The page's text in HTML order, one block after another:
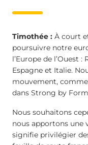
Timothée : À court
poursuivre notre
l’Europe de l’Ouest
Espagne et Italie.
mouvement,
dans Strong by
Nous souhaitons
nous apportons une
signifie privilégier